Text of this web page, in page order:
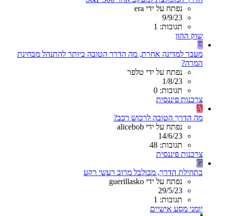
נפתח על ידי era
9/9/23
תגובות: 1
שוק ההון
ט
מעבר למדינה אחרת, מה הדרך הטובה ביותר להתנהל מבחינת
המרה?
נפתח על ידי טלפר
1/8/23
תגובות: 0
צרכנות פיננסית
A
מה הדרך הטובה לרכוש רכב?
נפתח על ידי alicebob
14/6/23
תגובות: 48
צרכנות פיננסית
G
בתחילת הדרך, מבולבל מרוב רעשי רקע
נפתח על ידי guerillasko
29/5/23
תגובות: 1
יומני מסע אישיים